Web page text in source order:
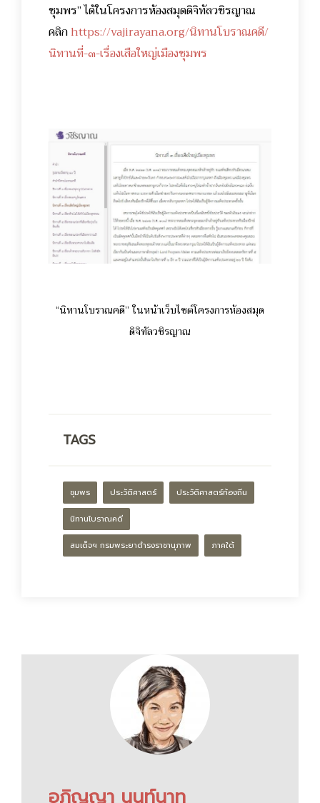
ชุมพร” ได้ในโครงการห้องสมุดดิจิทัลวชิรญาณ
คลิกhttps://vajirayana.org/นิทานโบราณคดี/
นิทานที่-๓-เรื่องเสือใหญ่เมืองชุมพร
“นิทานโบราณคดี” ในหน้าเว็บไซต์โครงการห้องสมุด
ดิจิทัลวชิรญาณ
TAGS
ชุมพร ประวัติศาสตร์ ประวัติศาสตร์ท้องถิ่น
นิทานโบราณคดี
สมเด็จฯ กรมพระยาดำรงราชานุภาพ ภาคใต้
อภิญญา นนท์นาท